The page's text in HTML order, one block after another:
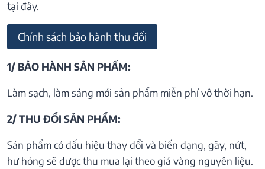
tại đây.
Chính sách bảo hành thu đổi
1/ BẢO HÀNH SẢN PHẨM:
Làm sạch, làm sáng mới sản phẩm miễn phí vô thời hạn.
2/ THU ĐỔI SẢN PHẨM:
Sản phẩm có dấu hiệu thay đổi và biến dạng, gãy, nứt,
hư hỏng sẽ được thu mua lại theo giá vàng nguyên liệu.